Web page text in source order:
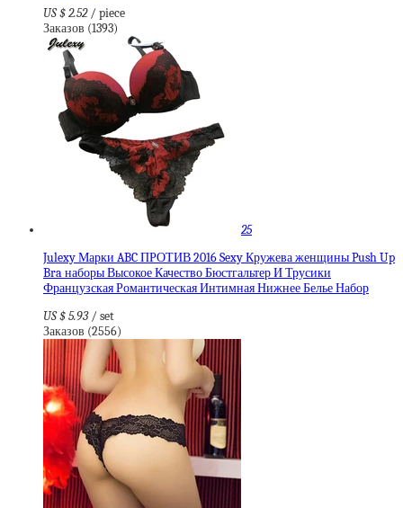
US $ 2.52 / piece
Заказов (1393)
25
Julexy Марки ABC ПРОТИВ 2016 Sexy Кружева женщины Push Up
Bra наборы Высокое Качество Бюстгальтер И Трусики
Французская Романтическая Интимная Нижнее Белье Набор
US $ 5.93 / set
Заказов (2556)